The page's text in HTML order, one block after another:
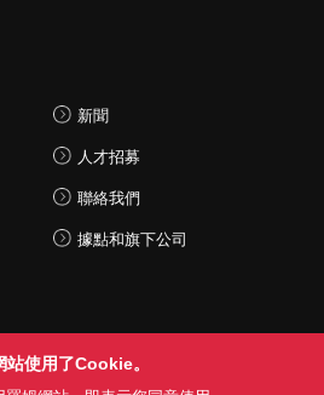
新聞
人才招募
聯絡我們
據點和旗下公司
站使用了Cookie。